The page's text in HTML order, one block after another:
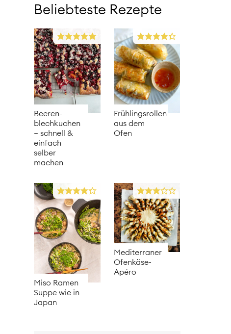
Beliebteste Rezepte
Beeren­
blechkuchen
– schnell &
einfach
selber
machen
Frühlingsrollen
aus dem
Ofen
Miso Ramen
Suppe wie in
Japan
Mediterraner
Ofenkäse-
Apéro